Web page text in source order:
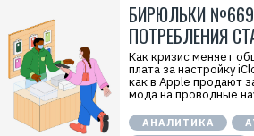
БИРЮЛЬКИ
ПОТРЕБЛЕНИЯ
Как кризис меняет
плата за настройку
как в Apple продают
мода на проводные
АНАЛИТИКА